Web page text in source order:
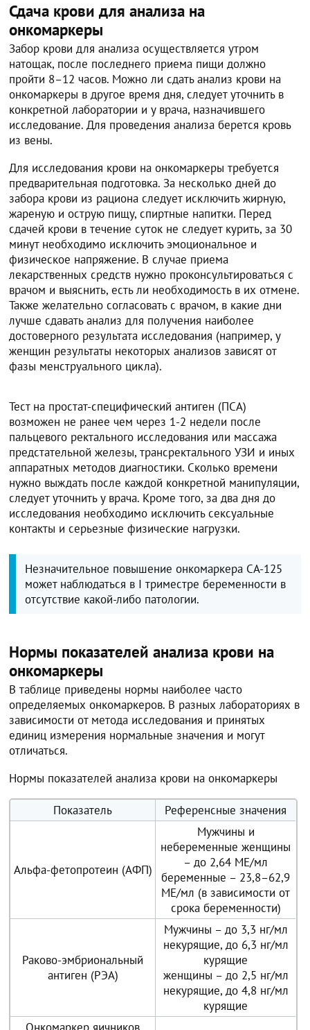
Сдача крови для анализа на
онкомаркеры
Забор крови для анализа осуществляется утром
натощак, после последнего приема пищи должно
пройти 8–12 часов. Можно ли сдать анализ крови на
онкомаркеры в другое время дня, следует уточнить в
конкретной лаборатории и у врача, назначившего
исследование. Для проведения анализа берется кровь
из вены.
Для исследования крови на онкомаркеры требуется
предварительная подготовка. За несколько дней до
забора крови из рациона следует исключить жирную,
жареную и острую пищу, спиртные напитки. Перед
сдачей крови в течение суток не следует курить, за 30
минут необходимо исключить эмоциональное и
физическое напряжение. В случае приема
лекарственных средств нужно проконсультироваться с
врачом и выяснить, есть ли необходимость в их отмене.
Также желательно согласовать с врачом, в какие дни
лучше сдавать анализ для получения наиболее
достоверного результата исследования (например, у
женщин результаты некоторых анализов зависят от
фазы менструального цикла).
Тест на простат-специфический антиген (ПСА)
возможен не ранее чем через 1-2 недели после
пальцевого ректального исследования или массажа
предстательной железы, трансректального УЗИ и иных
аппаратных методов диагностики. Сколько времени
нужно выждать после каждой конкретной манипуляции,
следует уточнить у врача. Кроме того, за два дня до
исследования необходимо исключить сексуальные
контакты и серьезные физические нагрузки.
Незначительное повышение онкомаркера СА-125
может наблюдаться в I триместре беременности в
отсутствие какой-либо патологии.
Нормы показателей анализа крови на
онкомаркеры
В таблице приведены нормы наиболее часто
определяемых онкомаркеров. В разных лабораториях в
зависимости от метода исследования и принятых
единиц измерения нормальные значения и могут
отличаться.
Нормы показателей анализа крови на онкомаркеры
Показатель Референсные значения
Альфа-фетопротеин (АФП)
Мужчины и
небеременные женщины
– до 2,64 МЕ/мл
беременные – 23,8–62,9
МЕ/мл (в зависимости от
срока беременности)
Раково-эмбриональный
антиген (РЭА)
Мужчины – до 3,3 нг/мл
некурящие, до 6,3 нг/мл
курящие
женщины – до 2,5 нг/мл
некурящие, до 4,8 нг/мл
курящие